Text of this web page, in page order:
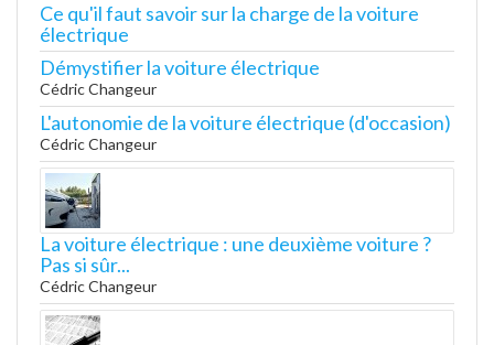
Ce qu'il faut savoir sur la charge de la voiture
électrique
Démystifier la voiture électrique
Cédric Changeur
L'autonomie de la voiture électrique (d'occasion)
Cédric Changeur
La voiture électrique : une deuxième voiture ?
Pas si sûr...
Cédric Changeur